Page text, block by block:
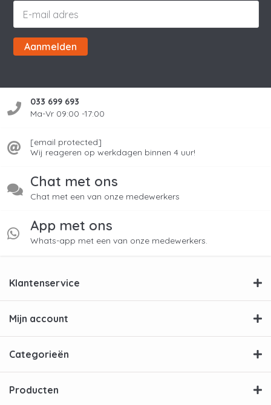
Aanmelden
033 699 693
Ma-Vr 09:00 -17:00
[email protected]
Wij reageren op werkdagen binnen 4 uur!
Chat met ons
Chat met een van onze medewerkers
App met ons
Whats-app met een van onze medewerkers.
Klantenservice
Mijn account
Categorieën
Producten